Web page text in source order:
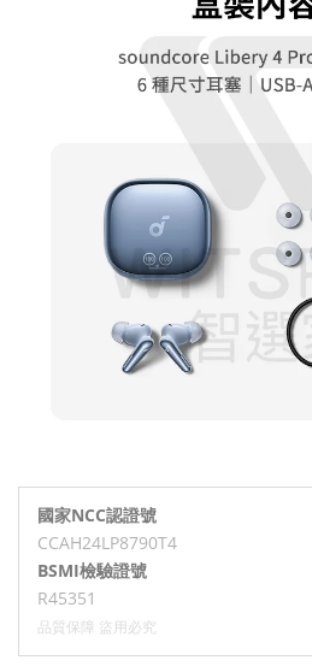
國家NCC認證號
CCAH24LP8790T4
BSMI檢驗證號
R45351
品質保障 盜用必究